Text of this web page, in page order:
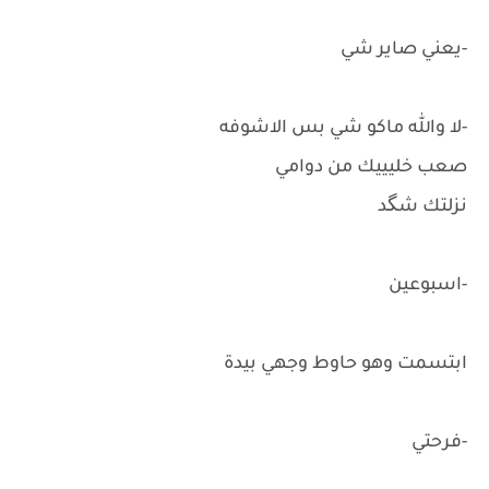
-يعني صاير شي
-لا والله ماكو شي بس الاشوفه
صعب خليييك من دوامي
نزلتك شگد
-اسبوعين
ابتسمت وهو حاوط وجهي بيدة
-فرحتي